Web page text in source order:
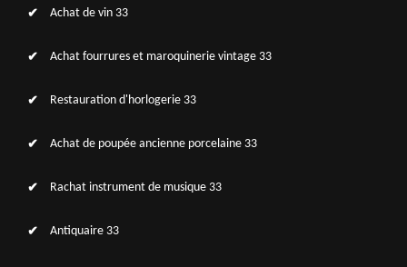
Achat de vin 33
Achat fourrures et maroquinerie vintage 33
Restauration d'horlogerie 33
Achat de poupée ancienne porcelaine 33
Rachat instrument de musique 33
Antiquaire 33